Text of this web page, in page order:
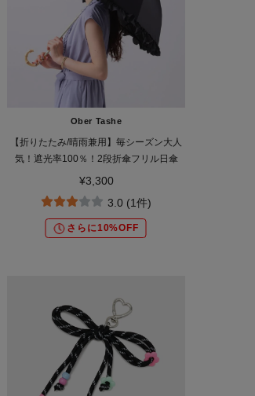
Ober Tashe
【折りたたみ/晴雨兼用】毎シーズン大人
気！遮光率100％！2段折傘フリル日傘
¥3,300
3.0 (1件)
さらに10%OFF